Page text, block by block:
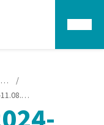
Nowy Szpital w Nakle i Szubinie
/
Menu 05.08.2024-11.08.2024